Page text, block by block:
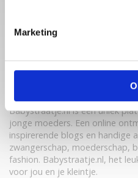
Marketing
Babystraatje.nl is een uniek
jonge moeders. Een online
inspirerende blogs en handige
zwangerschap, moederschap,
fashion. Babystraatje.nl, het
voor jou en je kleintje.